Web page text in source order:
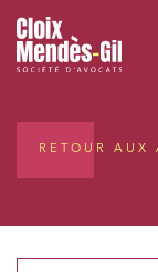
RETOUR AUX